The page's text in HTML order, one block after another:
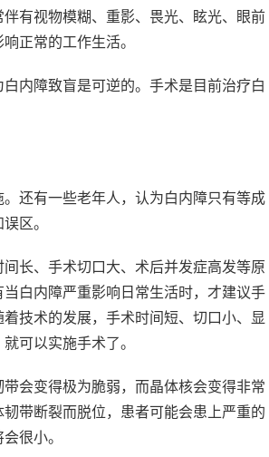
有视物模糊、重影、畏光、眩光、眼前
正常的工作生活。
内障致盲是可逆的。手术是目前治疗白
还有一些老年人，认为白内障只有等成
区。
长、手术切口大、术后并发症高发等原
白内障严重影响日常生活时，才建议手
技术的发展，手术时间短、切口小、显
可以实施手术了。
会变得极为脆弱，而晶体核会变得非常
带断裂而脱位，患者可能会患上严重的
很小。